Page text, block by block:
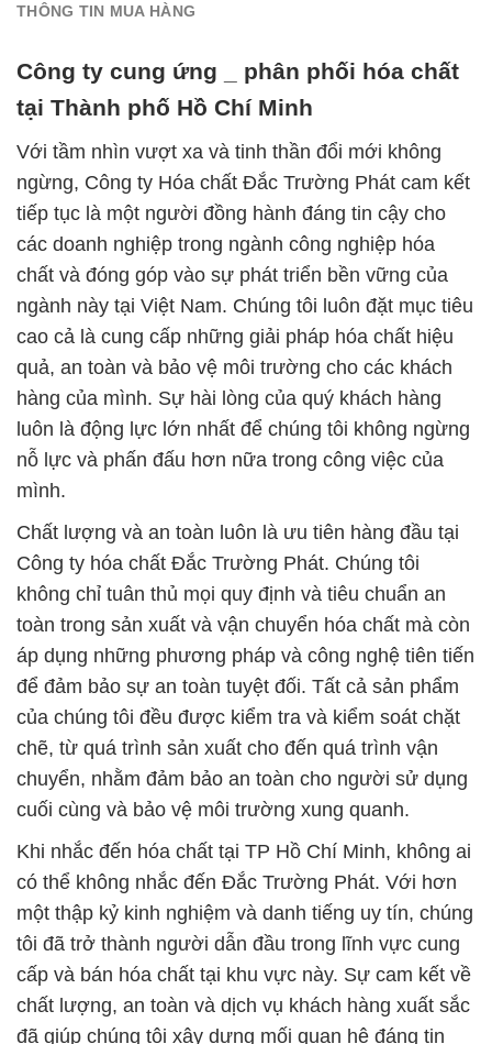
THÔNG TIN MUA HÀNG
Công ty cung ứng _ phân phối hóa chất
tại Thành phố Hồ Chí Minh
Với tầm nhìn vượt xa và tinh thần đổi mới không
ngừng, Công ty Hóa chất Đắc Trường Phát cam kết
tiếp tục là một người đồng hành đáng tin cậy cho
các doanh nghiệp trong ngành công nghiệp hóa
chất và đóng góp vào sự phát triển bền vững của
ngành này tại Việt Nam. Chúng tôi luôn đặt mục tiêu
cao cả là cung cấp những giải pháp hóa chất hiệu
quả, an toàn và bảo vệ môi trường cho các khách
hàng của mình. Sự hài lòng của quý khách hàng
luôn là động lực lớn nhất để chúng tôi không ngừng
nỗ lực và phấn đấu hơn nữa trong công việc của
mình.
Chất lượng và an toàn luôn là ưu tiên hàng đầu tại
Công ty hóa chất Đắc Trường Phát. Chúng tôi
không chỉ tuân thủ mọi quy định và tiêu chuẩn an
toàn trong sản xuất và vận chuyển hóa chất mà còn
áp dụng những phương pháp và công nghệ tiên tiến
để đảm bảo sự an toàn tuyệt đối. Tất cả sản phẩm
của chúng tôi đều được kiểm tra và kiểm soát chặt
chẽ, từ quá trình sản xuất cho đến quá trình vận
chuyển, nhằm đảm bảo an toàn cho người sử dụng
cuối cùng và bảo vệ môi trường xung quanh.
Khi nhắc đến hóa chất tại TP Hồ Chí Minh, không ai
có thể không nhắc đến Đắc Trường Phát. Với hơn
một thập kỷ kinh nghiệm và danh tiếng uy tín, chúng
tôi đã trở thành người dẫn đầu trong lĩnh vực cung
cấp và bán hóa chất tại khu vực này. Sự cam kết về
chất lượng, an toàn và dịch vụ khách hàng xuất sắc
đã giúp chúng tôi xây dựng mối quan hệ đáng tin